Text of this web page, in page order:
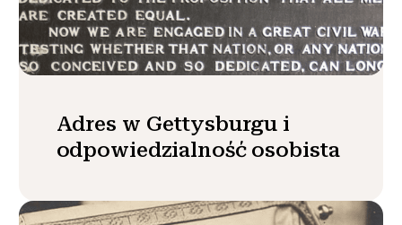
Adres w Gettysburgu i
odpowiedzialność osobista